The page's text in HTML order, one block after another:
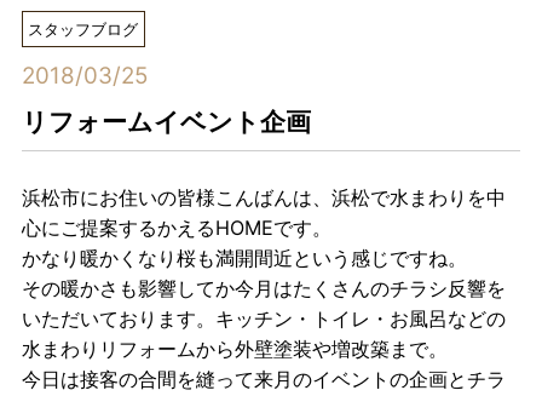
スタッフブログ
2018/03/25
リフォームイベント企画
浜松市にお住いの皆様こんばんは、浜松で水まわりを中
心にご提案するかえるHOMEです。
かなり暖かくなり桜も満開間近という感じですね。
その暖かさも影響してか今月はたくさんのチラシ反響を
いただいております。キッチン・トイレ・お風呂などの
水まわりリフォームから外壁塗装や増改築まで。
今日は接客の合間を縫って来月のイベントの企画とチラ